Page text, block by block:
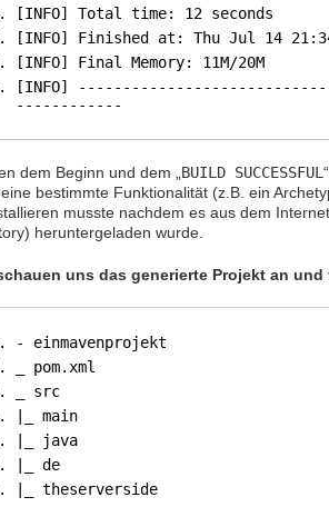
[INFO] Total time: 12 seconds
[INFO] Finished at: Thu Jul 14
[INFO] Final Memory: 11M/20M
[INFO]
------------
dem Beginn und dem „ BUILD SUCCESSFUL
bestimmte Funktionalität (z.B. ein
musste nachdem es aus dem
heruntergeladen wurde.
uns das generierte Projekt an
- einmavenprojekt
_ pom.xml
_ src
|_ main
|_ java
|_ de
|_ theserverside